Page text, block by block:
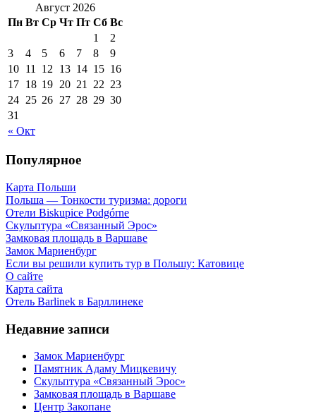
Август 2026
Пн Вт Ср Чт Пт Сб Вс
« Окт
1
2
3
4 5 6 7 8
9
10 11 12 13 14 15 16
17 18 19 20 21 22 23
24 25 26 27 28 29 30
31
Популярное
Карта Польши
Польша — Тонкости туризма: дороги
Отели Biskupice Podgórne
Скульптура «Связанный Эрос»
Замковая площадь в Варшаве
Замок Мариенбург
Если вы решили купить тур в Польшу: Катовице
О сайте
Карта сайта
Отель Barlinek в Барллинеке
Недавние записи
Замок Мариенбург
Памятник Адаму Мицкевичу
Скульптура «Связанный Эрос»
Замковая площадь в Варшаве
Центр Закопане